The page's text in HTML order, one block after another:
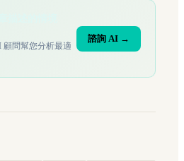
顧問幫您分析最適
諮詢 AI →